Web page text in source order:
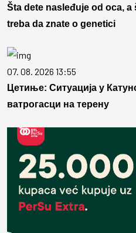
Šta dete nasleđuje od oca,
treba da znate o genetici
07. 08. 2026 13:55
Цетиње: Ситуација у
ватрогасци на терену